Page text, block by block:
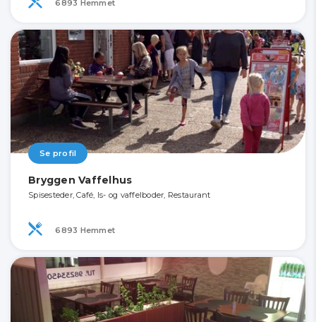
6893 Hemmet
Se profil
Bryggen Vaffelhus
Spisesteder, Café, Is- og vaffelboder, Restaurant
6893 Hemmet